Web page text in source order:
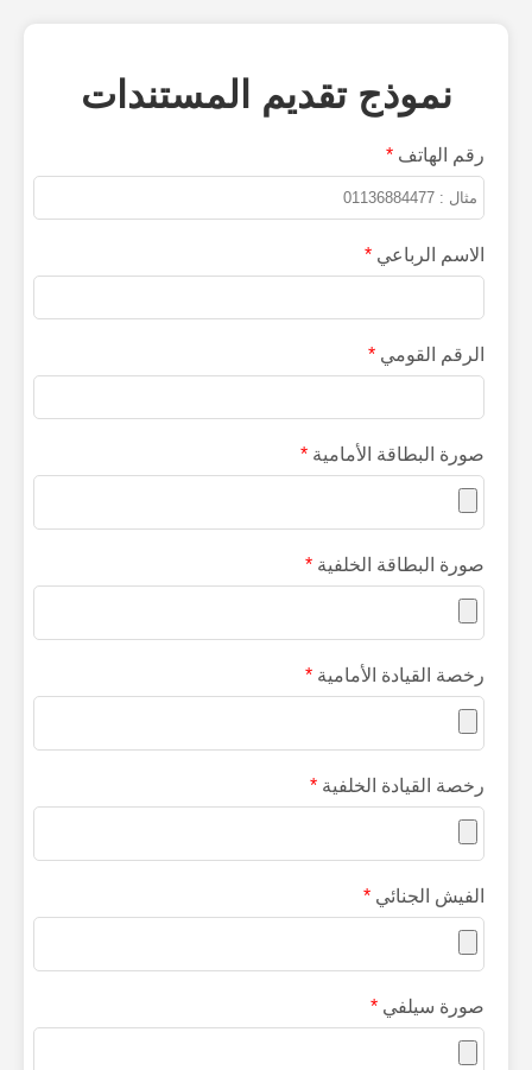
نموذج تقديم المستندات
رقم الهاتف *
الاسم الرباعي *
الرقم القومي *
صورة البطاقة الأمامية *
صورة البطاقة الخلفية *
رخصة القيادة الأمامية *
رخصة القيادة الخلفية *
الفيش الجنائي *
صورة سيلفي *